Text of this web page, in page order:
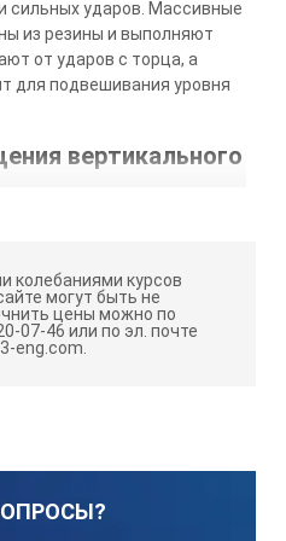
сильных ударов. Массивные
из резины и выполняют
от ударов с торца, а
для подвешивания уровня
вертикального
наблюдения за уровнем,
можно увидеть положение
Вдоль рабочей
Для работы на металле
в рабочую поверхность
колебаниями курсов
могут быть не
цены можно по
07-46 или по эл. почте
eng.com.